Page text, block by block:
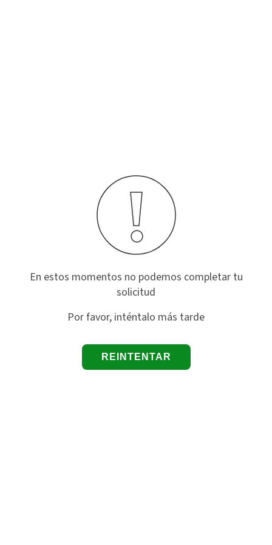
En estos momentos no podemos completar tu
solicitud
Por favor, inténtalo más tarde
REINTENTAR